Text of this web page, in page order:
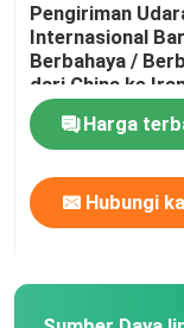
Pengiriman
Internasional
Berbahaya /
dari China ke
Oman Timur
Rusia Seluruh
Harga
Hubungi